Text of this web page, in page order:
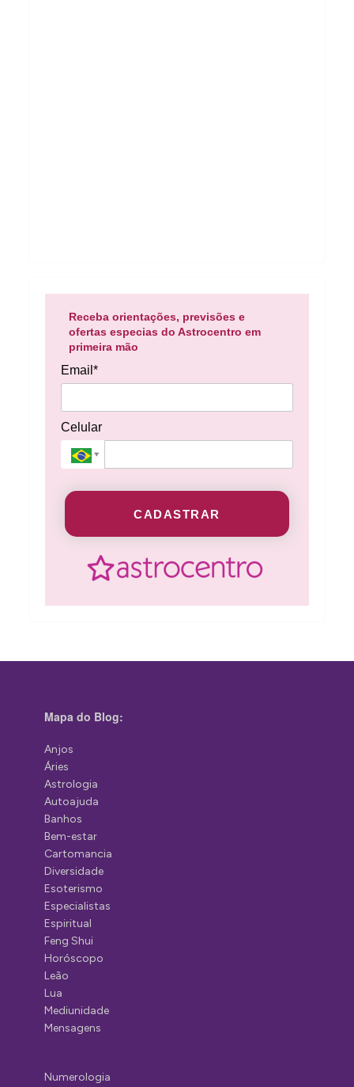
Receba orientações, previsões e
ofertas especias do Astrocentro em
primeira mão
Email*
Celular
CADASTRAR
Mapa do Blog:
Anjos
Áries
Astrologia
Autoajuda
Banhos
Bem-estar
Cartomancia
Diversidade
Esoterismo
Especialistas
Espiritual
Feng Shui
Horóscopo
Leão
Lua
Mediunidade
Mensagens
Numerologia